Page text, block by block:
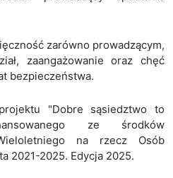
zarówno prowadzącym,
zaangażowanie oraz chęć
bezpieczeństwa.
"Dobre sąsiedztwo to
ze środków
na rzecz Osób
2021-2025. Edycja 2025.